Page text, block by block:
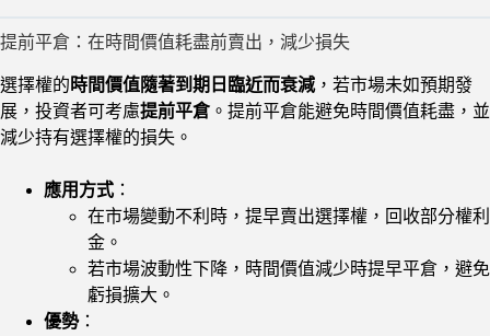
提前平倉：在時間價值耗盡前賣出，減少損失
選擇權的 時間價值隨著到期日臨近而衰減，若市場未如預期發
展，投資者可考慮提前平倉 。提前平倉能避免時間價值耗盡，並
減少持有選擇權的損失。
應用方式 ：
在市場變動不利時，提早賣出選擇權，回收部分權利
金。
若市場波動性下降，時間價值減少時提早平倉，避免
虧損擴大。
優勢：